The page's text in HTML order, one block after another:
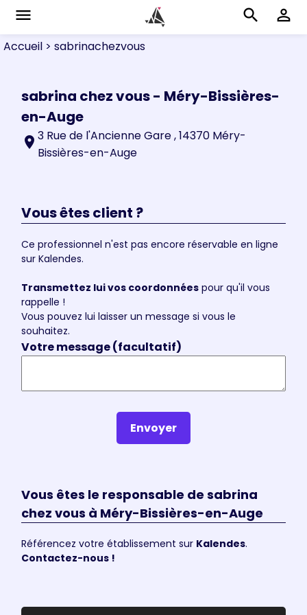
menu search perm_identity
Accueil > sabrinachezvous
sabrina chez vous - Méry-Bissières-
en-Auge
location_on3 Rue de l'Ancienne Gare , 14370 Méry-
Bissières-en-Auge
Vous êtes client ?
Ce professionnel n'est pas encore réservable en ligne
sur Kalendes.
Transmettez lui vos coordonnées pour qu'il vous
rappelle !
Vous pouvez lui laisser un message si vous le
souhaitez.
Votre message (facultatif)
Envoyer
Vous êtes le responsable de sabrina
chez vous à Méry-Bissières-en-Auge
Référencez votre établissement sur Kalendes.
Contactez-nous !